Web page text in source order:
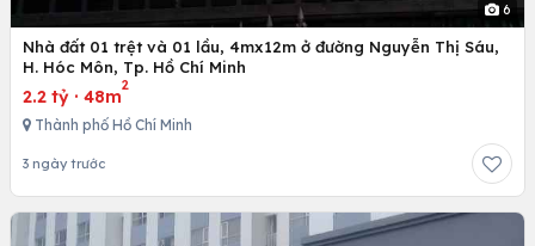
6
Nhà đất 01 trệt và 01 lầu, 4mx12m ở đường Nguyễn Thị Sáu,
H. Hóc Môn, Tp. Hồ Chí Minh
2.2 tỷ · 48m
2
Thành phố Hồ Chí Minh
3 ngày trước